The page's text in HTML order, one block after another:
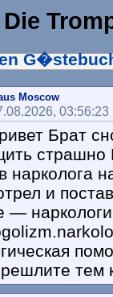
Die
Moscow
03:56:23
Брат
страшно
и
—
тем